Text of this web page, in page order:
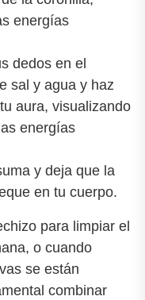
energías
dedos en el
sal y agua y haz
aura, visualizando
energías
y deja que la
en tu cuerpo.
para limpiar el
o cuando
se están
combinar